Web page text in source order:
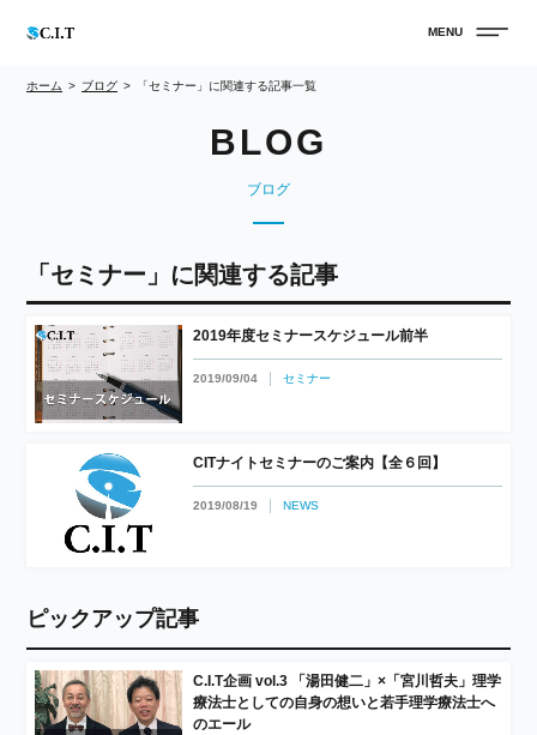
ホーム ブログ 「セミナー」に関連する記事一覧
ブログ
「セミナー」に関連する記事
2019年度セミナースケジュール前半
2019/09/04 セミナー
CITナイトセミナーのご案内【全６回】
2019/08/19 NEWS
ピックアップ記事
C.I.T企画 vol.3 「湯田健二」×「宮川哲夫」理学
療法士としての自身の想いと若手理学療法士へ
のエール